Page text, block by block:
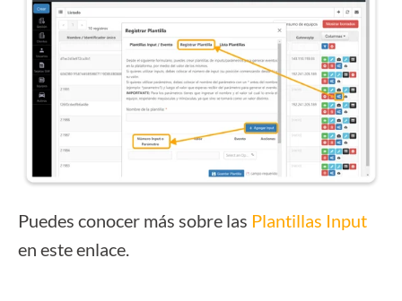
Puedes conocer más sobre las Plantillas Input
en este enlace.